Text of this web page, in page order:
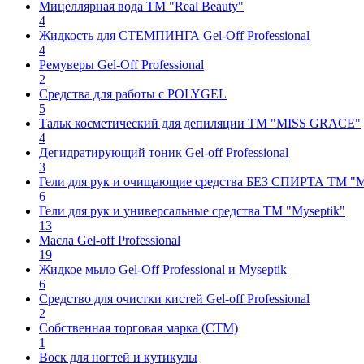
Мицеллярная вода TM "Real Beauty"
4
Жидкость для СТЕМПИНГА Gel-Off Professional
4
Ремуверы Gel-Off Professional
2
Средства для работы с POLYGEL
5
Тальк косметический для депиляции ТМ "MISS GRACE"
4
Дегидратирующий тоник Gel-off Professional
3
Гели для рук и очищающие средства БЕЗ СПИРТА ТМ
6
Гели для рук и универсальные средства ТМ "Myseptik"
13
Масла Gel-off Professional
19
Жидкое мыло Gel-Off Professional и Myseptik
6
Средство для очистки кистей Gel-off Professional
2
Собственная торговая марка (СТМ)
1
Воск для ногтей и кутикулы